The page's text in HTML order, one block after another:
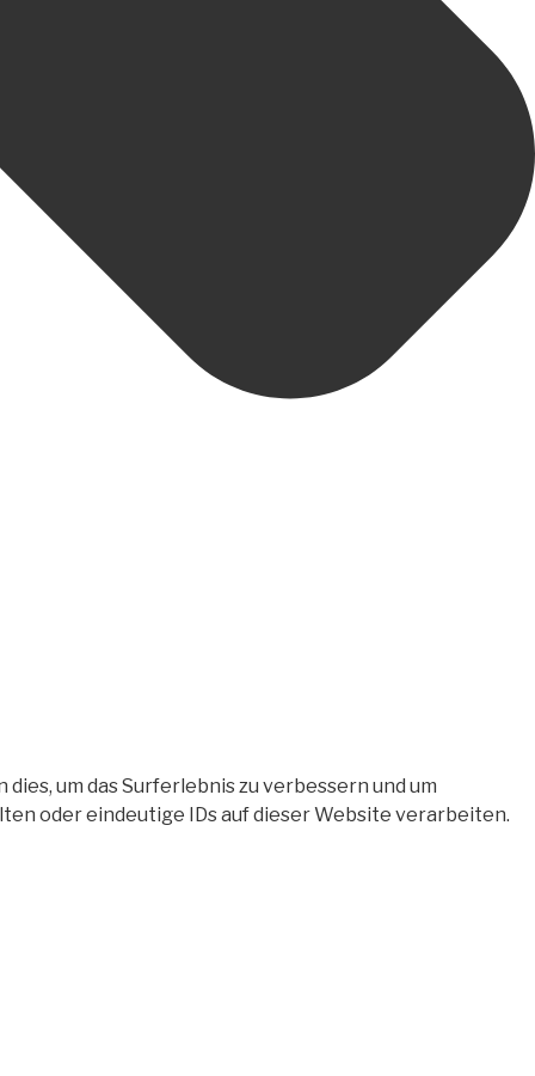
um das Surferlebnis zu verbessern und um
oder eindeutige IDs auf dieser Website verarbeiten.